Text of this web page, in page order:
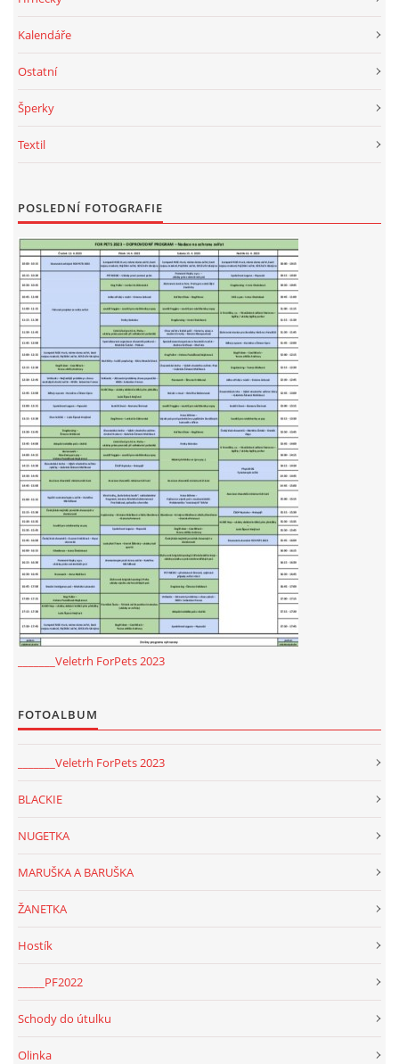
Kalendáře
Ostatní
Šperky
Textil
POSLEDNÍ FOTOGRAFIE
_______Veletrh ForPets 2023
FOTOALBUM
_______Veletrh ForPets 2023
BLACKIE
NUGETKA
MARUŠKA A BARUŠKA
ŽANETKA
Hostík
_____PF2022
Schody do útulku
Olinka